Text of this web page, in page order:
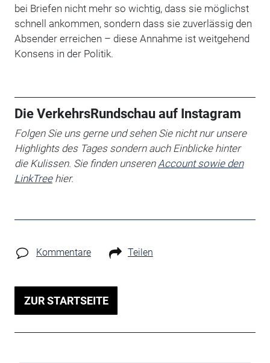
bei Briefen nicht mehr so wichtig, dass sie möglichst
schnell ankommen, sondern dass sie zuverlässig den
Absender erreichen – diese Annahme ist weitgehend
Konsens in der Politik.
Die VerkehrsRundschau auf Instagram
Folgen Sie uns gerne und sehen Sie nicht nur unsere
Highlights des Tages sondern auch Einblicke hinter
die Kulissen. Sie finden unseren Account sowie den
LinkTreehier.
Kommentare Teilen
ZUR STARTSEITE